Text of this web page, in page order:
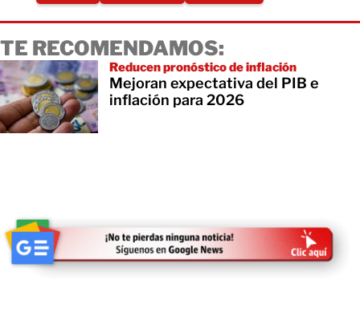
TE RECOMENDAMOS:
Reducen pronóstico de inflación
Mejoran expectativa del PIB e
inflación para 2026